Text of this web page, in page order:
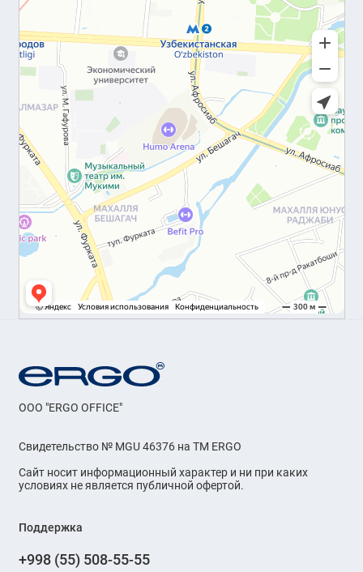
OOO "ERGO OFFICE"
Свидетельство № MGU 46376 на ТМ ERGO
Сайт носит информационный характер и ни при каких
условиях не является публичной офертой.
Поддержка
+998 (55) 508-55-55